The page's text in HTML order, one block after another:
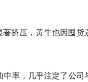
挤压‌，黄牛也因囤货
率，几乎注定了公司